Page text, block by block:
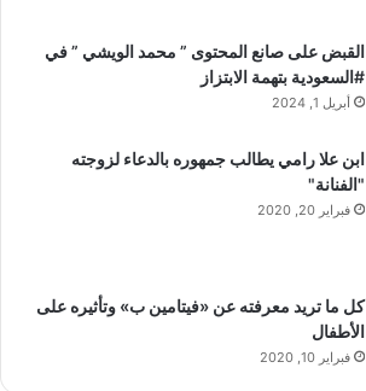
القبض على صانع المحتوى ” محمد الويشي ” في
#السعودية بتهمة الابتزاز
أبريل 1, 2024
ابن علا رامي يطالب جمهوره بالدعاء لزوجته
"الفنانة"
فبراير 20, 2020
كل ما تريد معرفته عن «فيتامين ب» وتأثيره على
الأطفال
فبراير 10, 2020